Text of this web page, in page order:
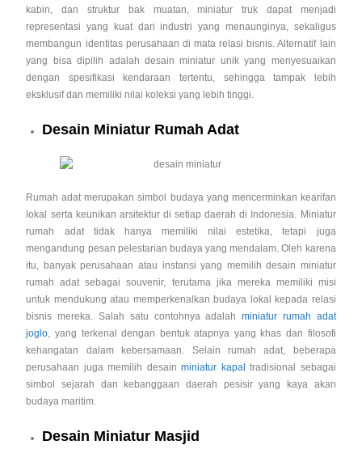
kabin, dan struktur bak muatan, miniatur truk dapat menjadi
representasi yang kuat dari industri yang menaunginya, sekaligus
membangun identitas perusahaan di mata relasi bisnis. Alternatif lain
yang bisa dipilih adalah desain miniatur unik yang menyesuaikan
dengan spesifikasi kendaraan tertentu, sehingga tampak lebih
eksklusif dan memiliki nilai koleksi yang lebih tinggi.
Desain Miniatur Rumah Adat
Rumah adat merupakan simbol budaya yang mencerminkan kearifan
lokal serta keunikan arsitektur di setiap daerah di Indonesia. Miniatur
rumah adat tidak hanya memiliki nilai estetika, tetapi juga
mengandung pesan pelestarian budaya yang mendalam. Oleh karena
itu, banyak perusahaan atau instansi yang memilih desain miniatur
rumah adat sebagai souvenir, terutama jika mereka memiliki misi
untuk mendukung atau memperkenalkan budaya lokal kepada relasi
bisnis mereka. Salah satu contohnya adalahminiatur rumah adat
joglo, yang terkenal dengan bentuk atapnya yang khas dan filosofi
kehangatan dalam kebersamaan. Selain rumah adat, beberapa
perusahaan juga memilih desainminiatur kapal tradisional sebagai
simbol sejarah dan kebanggaan daerah pesisir yang kaya akan
budaya maritim.
Desain Miniatur Masjid